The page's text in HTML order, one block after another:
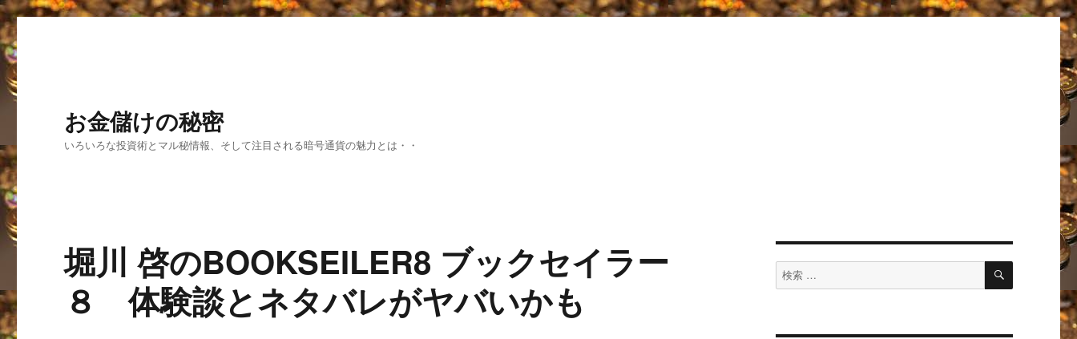
お金儲けの秘密
いろいろな投資術とマル秘情報、そして注目される暗号通貨の魅力とは・・
堀川 啓のBOOKSEILER8 ブックセイラー
８ 体験談とネタバレがヤバいかも
検
索
検